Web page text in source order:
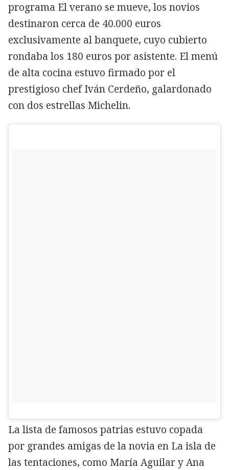
programa El verano se mueve, los novios
destinaron cerca de 40.000 euros
exclusivamente al banquete, cuyo cubierto
rondaba los 180 euros por asistente. El menú
de alta cocina estuvo firmado por el
prestigioso chef Iván Cerdeño, galardonado
con dos estrellas Michelin.
La lista de famosos patrias estuvo copada
por grandes amigas de la novia en La isla de
las tentaciones, como María Aguilar y Ana